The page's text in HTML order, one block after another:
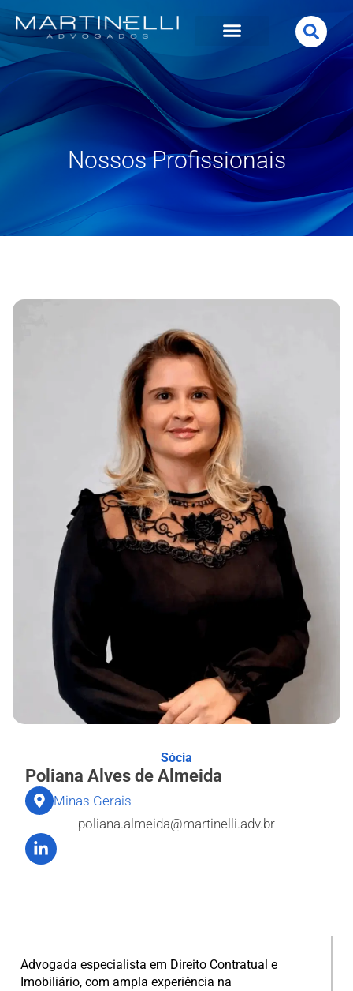
Nossos Profissionais
Sócia
Poliana Alves de Almeida
Minas Gerais
poliana.almeida@martinelli.adv.br
Advogada especialista em Direito Contratual e
Imobiliário, com ampla experiência na